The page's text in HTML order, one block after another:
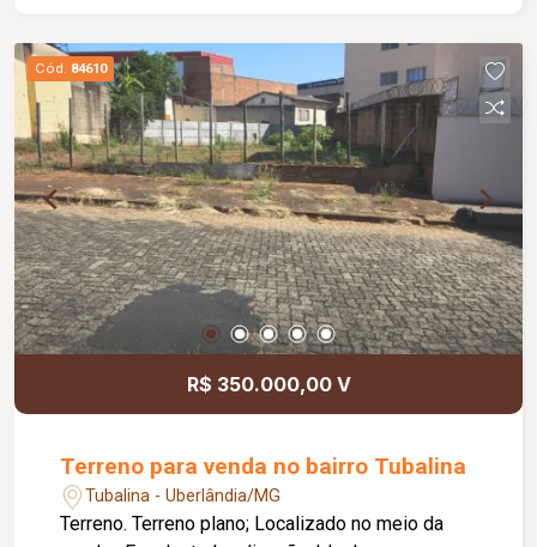
organização e uma excelente opção de moradia.
Cód. 84610
R$ 350.000,00 V
Terreno para venda no bairro Tubalina
Tubalina - Uberlândia/MG
Terreno. Terreno plano; Localizado no meio da